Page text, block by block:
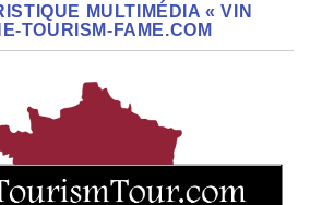
MULTIMÉDIA « VIN
TOURISM-FAME.COM